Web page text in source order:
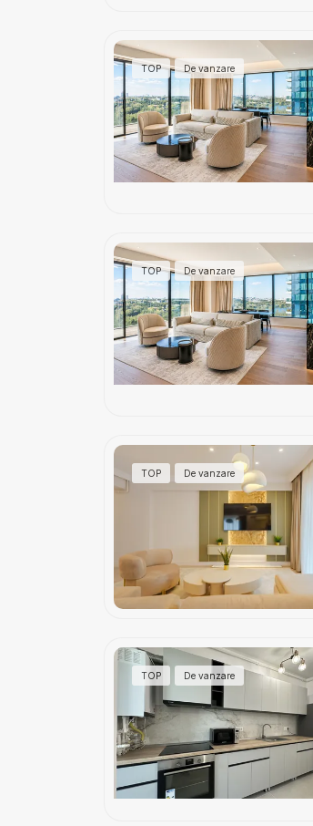
TOP De vanzare
TOP De vanzare
TOP De vanzare
TOP De vanzare